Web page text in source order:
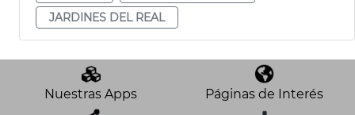
JARDINES DEL REAL
Nuestras Apps Páginas de Interés